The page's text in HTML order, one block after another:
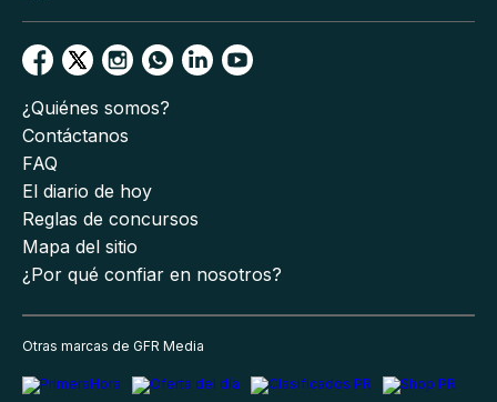
¿Quiénes somos?
Contáctanos
FAQ
El diario de hoy
Reglas de concursos
Mapa del sitio
¿Por qué confiar en nosotros?
Otras marcas de GFR Media